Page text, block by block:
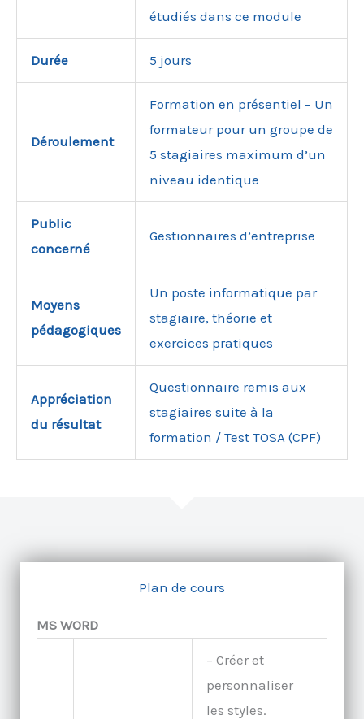
étudiés dans ce module
Durée 5 jours
Déroulement
Formation en présentiel – Un
formateur pour un groupe de
5 stagiaires maximum d’un
niveau identique
Public
concerné
Gestionnaires d’entreprise
Moyens
pédagogiques
Un poste informatique par
stagiaire, théorie et
exercices pratiques
Appréciation
du résultat
Questionnaire remis aux
stagiaires suite à la
formation / Test TOSA (CPF)
Plan de cours
MS WORD
– Créer et
personnaliser
les styles.